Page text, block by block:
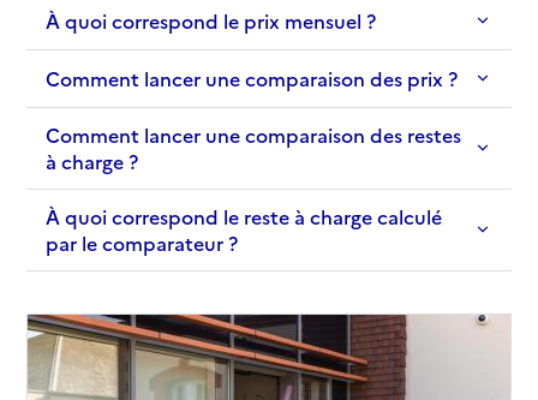
À quoi correspond le prix mensuel ?
Comment lancer une comparaison des prix ?
Comment lancer une comparaison des restes
à charge ?
À quoi correspond le reste à charge calculé
par le comparateur ?